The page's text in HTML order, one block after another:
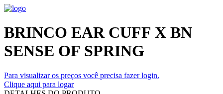
BRINCO EAR CUFF X BN
SENSE OF SPRING
Para visualizar os preços você precisa fazer login.
Clique aqui para logar